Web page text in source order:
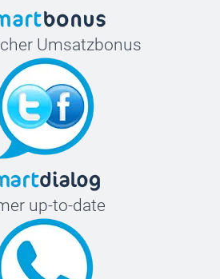
Umsatzbonus
up-to-date